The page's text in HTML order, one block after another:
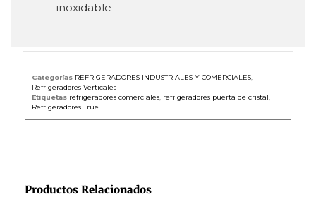
inoxidable
Categorías REFRIGERADORES INDUSTRIALES Y COMERCIALES
Refrigeradores Verticales
Etiquetas refrigeradores comerciales refrigeradores puerta de cristal
Refrigeradores True
Productos Relacionados